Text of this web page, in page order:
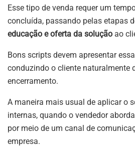
Esse tipo de venda requer um
concluída, passando pelas etapas
educação e oferta da solução ao
Bons scripts devem apresentar
conduzindo o cliente naturalmente
encerramento.
A maneira mais usual de aplicar o
internas, quando o vendedor
por meio de um canal de
empresa.